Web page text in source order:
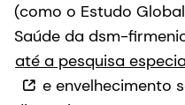
(como o Estudo
Saúde da dsm-
até a pesquisa
e envelhecimento